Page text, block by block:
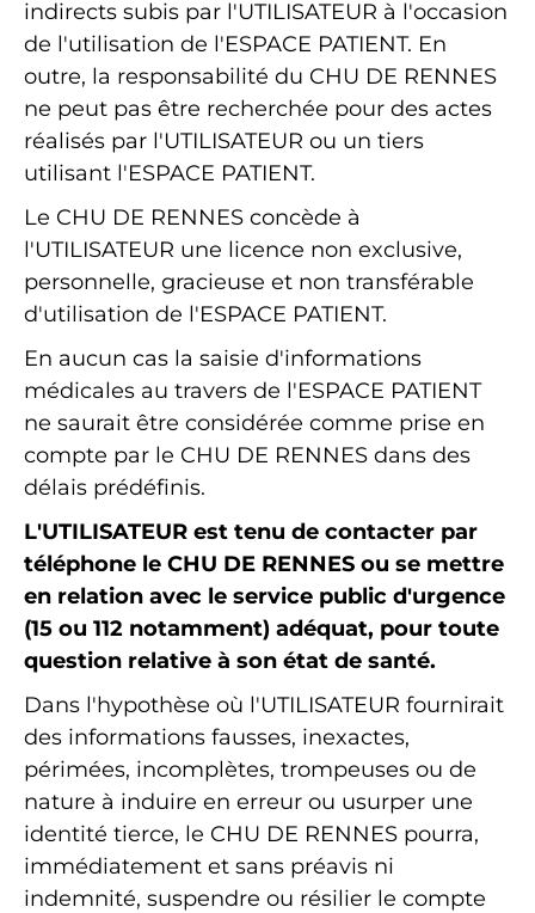
indirects subis par l'UTILISATEUR à l'occasion
de l'utilisation de l'ESPACE PATIENT. En
outre, la responsabilité du CHU DE RENNES
ne peut pas être recherchée pour des actes
réalisés par l'UTILISATEUR ou un tiers
utilisant l'ESPACE PATIENT.
Le CHU DE RENNES concède à
l'UTILISATEUR une licence non exclusive,
personnelle, gracieuse et non transférable
d'utilisation de l'ESPACE PATIENT.
En aucun cas la saisie d'informations
médicales au travers de l'ESPACE PATIENT
ne saurait être considérée comme prise en
compte par le CHU DE RENNES dans des
délais prédéfinis.
L'UTILISATEUR est tenu de contacter par
téléphone le CHU DE RENNES ou se mettre
en relation avec le service public d'urgence
(15 ou 112 notamment) adéquat, pour toute
question relative à son état de santé.
Dans l'hypothèse où l'UTILISATEUR fournirait
des informations fausses, inexactes,
périmées, incomplètes, trompeuses ou de
nature à induire en erreur ou usurper une
identité tierce, le CHU DE RENNES pourra,
immédiatement et sans préavis ni
indemnité, suspendre ou résilier le compte